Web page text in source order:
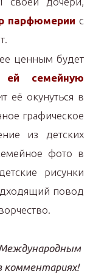
парфюмерии с
ценным будет
ей семейную
её окунуться в
графическое
из детских
фото в
рисунки
повод
Международным
комментариях!